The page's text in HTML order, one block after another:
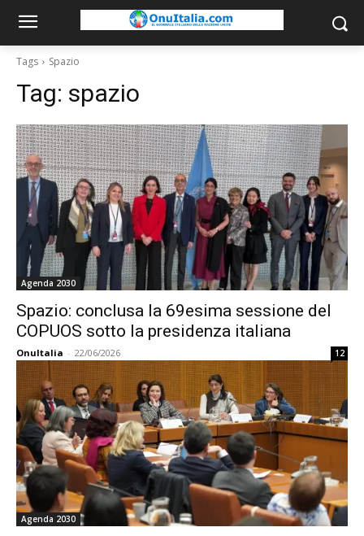
Tags Spazio
Tag: spazio
Agenda 2030
Spazio: conclusa la 69esima sessione del
COPUOS sotto la presidenza italiana
OnuItalia - 22/06/2026 12
Agenda 2030